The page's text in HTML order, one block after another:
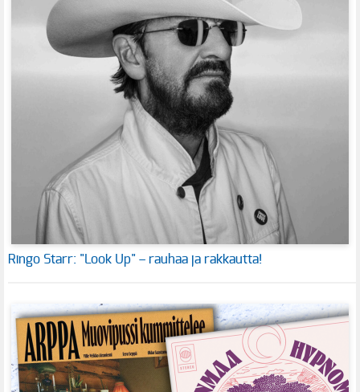
Ringo Starr: "Look Up" – rauhaa ja rakkautta!